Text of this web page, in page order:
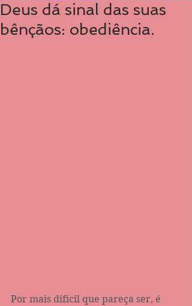
Deus dá sinal das suas
bênçãos: obediência.
Por mais difícil que pareça ser, é